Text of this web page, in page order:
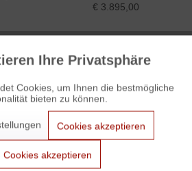
€ 3.895,00
Wandteppich Dora Maar
Aktiv
Aktiv
Aktiv
Ihre Privatsphäre
Cookies, um Ihnen die bestmögliche
bieten zu können.
Cookies akzeptieren
Cookies akzeptieren